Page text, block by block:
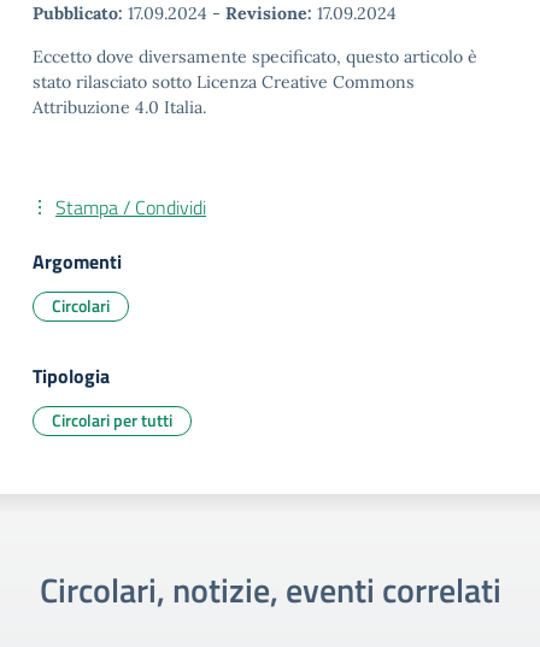
Pubblicato: 17.09.2024 - Revisione: 17.09.2024
Eccetto dove diversamente specificato, questo articolo è
stato rilasciato sotto Licenza Creative Commons
Attribuzione 4.0 Italia.
Stampa / Condividi
Argomenti
Circolari
Tipologia
Circolari per tutti
Circolari, notizie, eventi correlati